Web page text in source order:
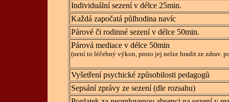
Individuální sezení v délce 25min.
Každá započatá půlhodina navíc
Párové či rodinné sezení v délce 50min.
Párová mediace v délce 50min
(není to léčebný výkon, proto jej nelze hradit ze zdrav.
Vyšetření psychické způsobilosti pedagogů
Sepsání zprávy ze sezení (dle rozsahu)